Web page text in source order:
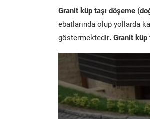
Granit küp taşı döşeme
ebatlarında olup yollarda
göstermektedir. Granit küp